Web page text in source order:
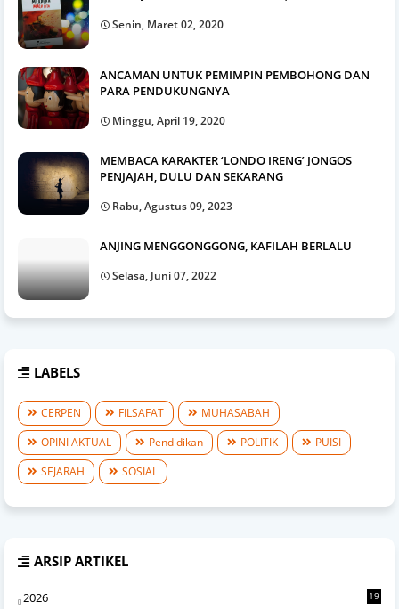
Senin, Maret 02, 2020
ANCAMAN UNTUK PEMIMPIN PEMBOHONG DAN
PARA PENDUKUNGNYA
Minggu, April 19, 2020
MEMBACA KARAKTER ‘LONDO IRENG’ JONGOS
PENJAJAH, DULU DAN SEKARANG
Rabu, Agustus 09, 2023
ANJING MENGGONGGONG, KAFILAH BERLALU
Selasa, Juni 07, 2022
LABELS
CERPEN FILSAFAT
MUHASABAH
OPINI AKTUAL
Pendidikan POLITIK
PUISI
SEJARAH
SOSIAL
ARSIP ARTIKEL
2026
19